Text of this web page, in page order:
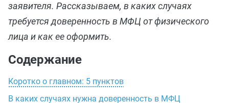
заявителя. Рассказываем, в каких случаях
требуется доверенность в МФЦ от физического
лица и как ее оформить.
Содержание
Коротко о главном: 5 пунктов
В каких случаях нужна доверенность в МФЦ